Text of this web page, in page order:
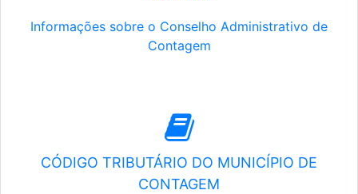
Informações sobre o Conselho Administrativo de
Contagem
CÓDIGO TRIBUTÁRIO DO MUNICÍPIO DE
CONTAGEM